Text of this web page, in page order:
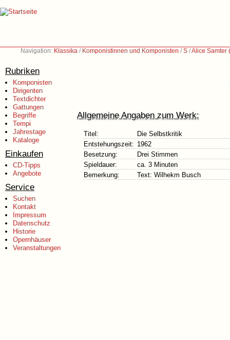
Navigation: Klassika / Komponistinnen und Komponisten /S /Alice Samter
Rubriken
Komponisten
Dirigenten
Textdichter
Gattungen
Begriffe
Tempi
Jahrestage
Kataloge
Einkaufen
CD-Tipps
Angebote
Service
Suchen
Kontakt
Impressum
Datenschutz
Historie
Opernhäuser
Veranstaltungen
Allgemeine Angaben zum Werk:
Titel:
Die Selbstkritik
Entstehungszeit: 1962
Besetzung:
Drei Stimmen
Spieldauer:
ca. 3 Minuten
Bemerkung:
Text: Wilhekm Busch